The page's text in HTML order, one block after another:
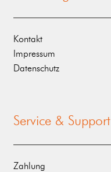
Kontakt
Impressum
Datenschutz
Service & Support
Zahlung